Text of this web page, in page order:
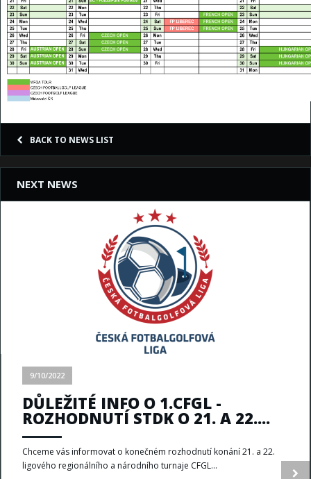
BACK TO NEWS LIST
NEXT NEWS
9/10/2022
DŮLEŽITÉ INFO O 1.CFGL -
ROZHODNUTÍ STDK O 21. A 22....
Chceme vás informovat o konečném rozhodnutí konání 21. a 22.
ligového regionálního a národního turnaje CFGL...